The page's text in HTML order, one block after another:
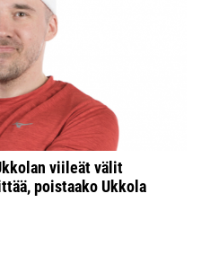
viileät välit
poistaako Ukkola